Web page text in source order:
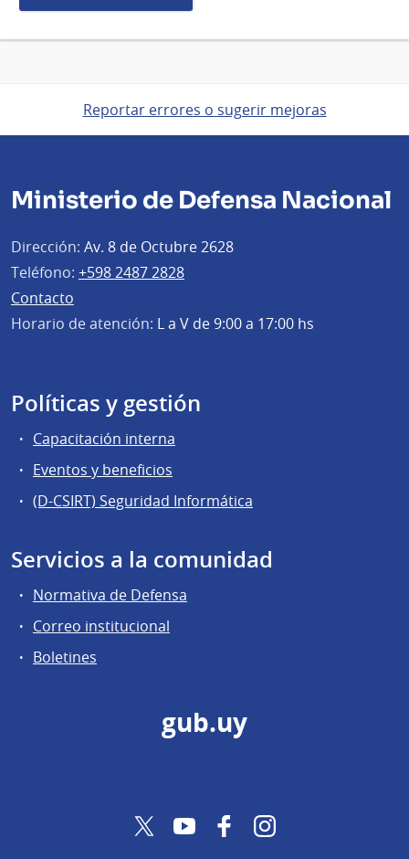
Reportar errores o sugerir mejoras
Ministerio de Defensa Nacional
Dirección: Av. 8 de Octubre 2628
Teléfono: +598 2487 2828
Contacto
Horario de atención: L a V de 9:00 a 17:00 hs
Políticas y gestión
Capacitación interna
Eventos y beneficios
(D-CSIRT) Seguridad Informática
Servicios a la comunidad
Normativa de Defensa
Correo institucional
Boletines
gub.uy
TwitterYouTubeFacebookInstagram